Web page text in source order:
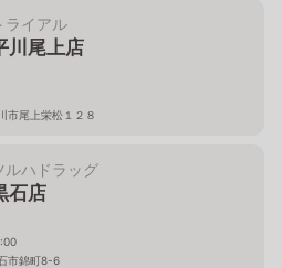
ライアル
川尾上店
市尾上栄松１２８
ルハドラッグ
石店
市錦町8-6